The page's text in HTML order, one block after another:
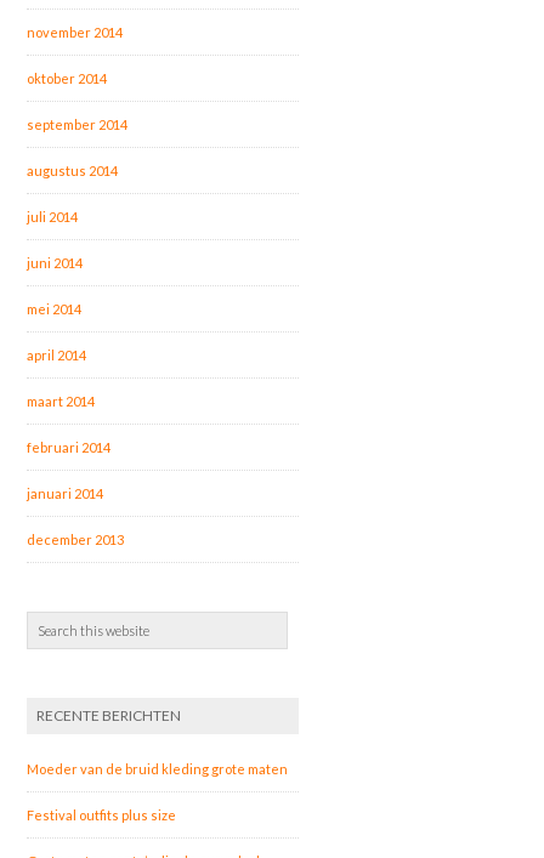
november 2014
oktober 2014
september 2014
augustus 2014
juli 2014
juni 2014
mei 2014
april 2014
maart 2014
februari 2014
januari 2014
december 2013
RECENTE BERICHTEN
Moeder van de bruid kleding grote maten
Festival outfits plus size